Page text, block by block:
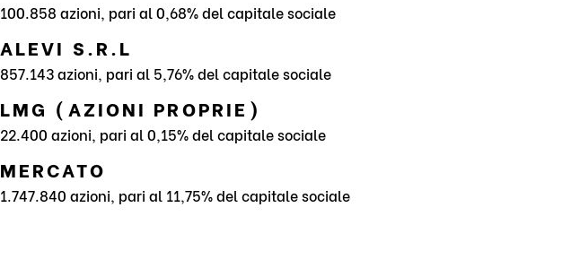
100.858 azioni, pari al 0,68% del capitale sociale
ALEVI S.R.L
857.143 azioni, pari al 5,76% del capitale sociale
LMG (AZIONI PROPRIE)
22.400 azioni, pari al 0,15% del capitale sociale
MERCATO
1.747.840 azioni, pari al 11,75% del capitale sociale